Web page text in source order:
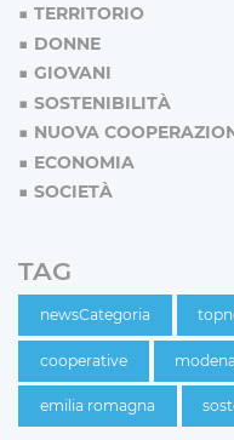
TERRITORIO
DONNE
GIOVANI
SOSTENIBILITÀ
NUOVA
ECONOMIA
SOCIETÀ
TAG
newsCategoria
cooperative modena
emilia romagna